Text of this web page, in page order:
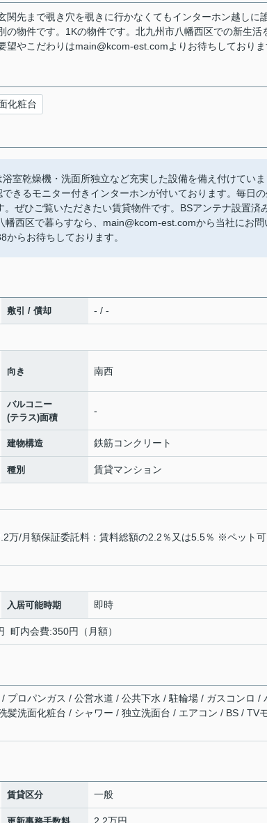
先まで覗き穴を覗きに行かなくてもインターホン越しに
物件です。1Kの物件です。北九州市八幡西区での新生活
やこだわりはmain@kcom-est.comよりお待ちしており
化粧台
室乾燥機・洗面所独立など充実した設備を備え付けていま
きるモニター付きインターホンが付いております。毎日
ぜひご覧いただきたい賃貸物件です。BSアンテナ設置済
西区で暮らすなら、main@kcom-est.comから当社にお問
らお待ちしております。
敷引 / 償却 - / -
向き 南西
バルコニー
(テラス)面積
-
建物構造 鉄筋コンクリート
種別 賃貸マンション
万/月額保証委託料：賃料総額の2.2％又は5.5％ ※ペット
入居可能時期 即時
町内会費:350円（月額）
プロパンガス / 公営水道 / 公共下水 / 駐輪場 / ガスコンロ /
髪洗面化粧台 / シャワー / 独立洗面台 / エアコン / BS / TV
賃貸区分 一般